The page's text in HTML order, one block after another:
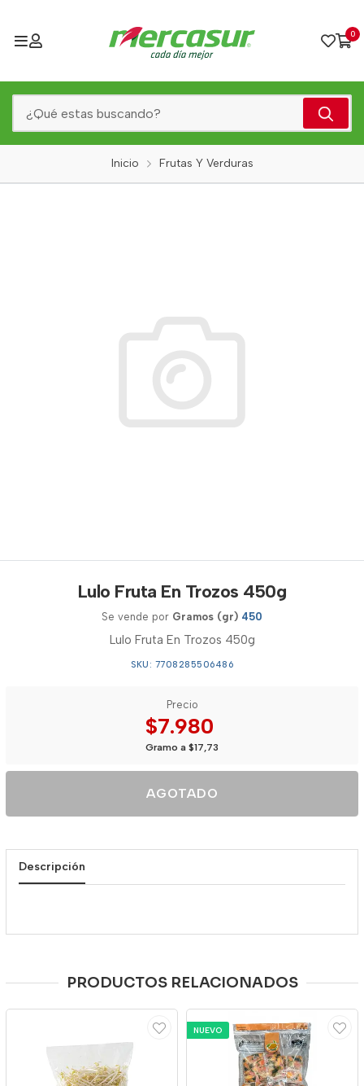
0
Inicio Frutas Y Verduras
Lulo Fruta En Trozos 450g
Se vende por Gramos (gr) 450
Lulo Fruta En Trozos 450g
SKU: 7708285506486
Precio
$7.980
Gramo a $17,73
AGOTADO
Descripción
PRODUCTOS RELACIONADOS
NUEVO